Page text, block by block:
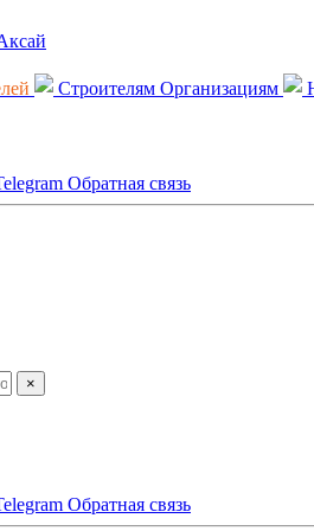
Строителям Организациям
Обратная связь
×
Обратная связь